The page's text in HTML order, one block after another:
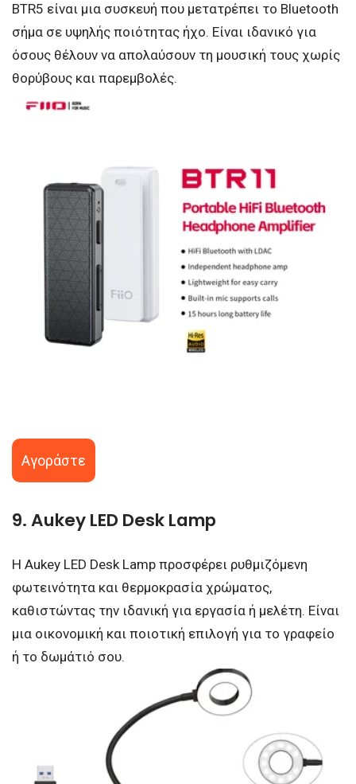
BTR5 είναι μια συσκευή που μετατρέπει το Bluetooth
σήμα σε υψηλής ποιότητας ήχο. Είναι ιδανικό για
όσους θέλουν να απολαύσουν τη μουσική τους χωρίς
θορύβους και παρεμβολές.
Αγοράστε
9. Aukey LED Desk Lamp
Η Aukey LED Desk Lamp προσφέρει ρυθμιζόμενη
φωτεινότητα και θερμοκρασία χρώματος,
καθιστώντας την ιδανική για εργασία ή μελέτη. Είναι
μια οικονομική και ποιοτική επιλογή για το γραφείο
ή το δωμάτιό σου.